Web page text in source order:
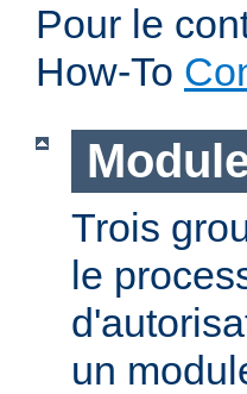
Pour le
How-To
Trois
le
un